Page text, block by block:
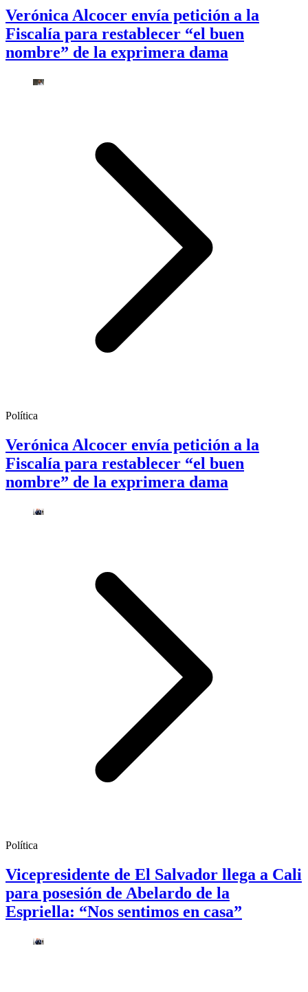
Verónica Alcocer envía petición a la
Fiscalía para restablecer “el buen
nombre” de la exprimera dama
Política
Verónica Alcocer envía petición a la
Fiscalía para restablecer “el buen
nombre” de la exprimera dama
Política
Vicepresidente de El Salvador llega a Cali
para posesión de Abelardo de la
Espriella: “Nos sentimos en casa”